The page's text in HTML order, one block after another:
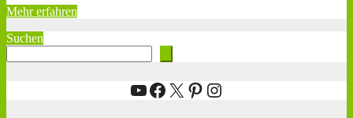
Mehr erfahren
Suchen
YouTube
Facebook
X Pinterest
Instagram